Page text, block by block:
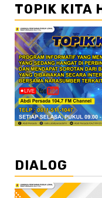
TOPIK KITA
DIALOG